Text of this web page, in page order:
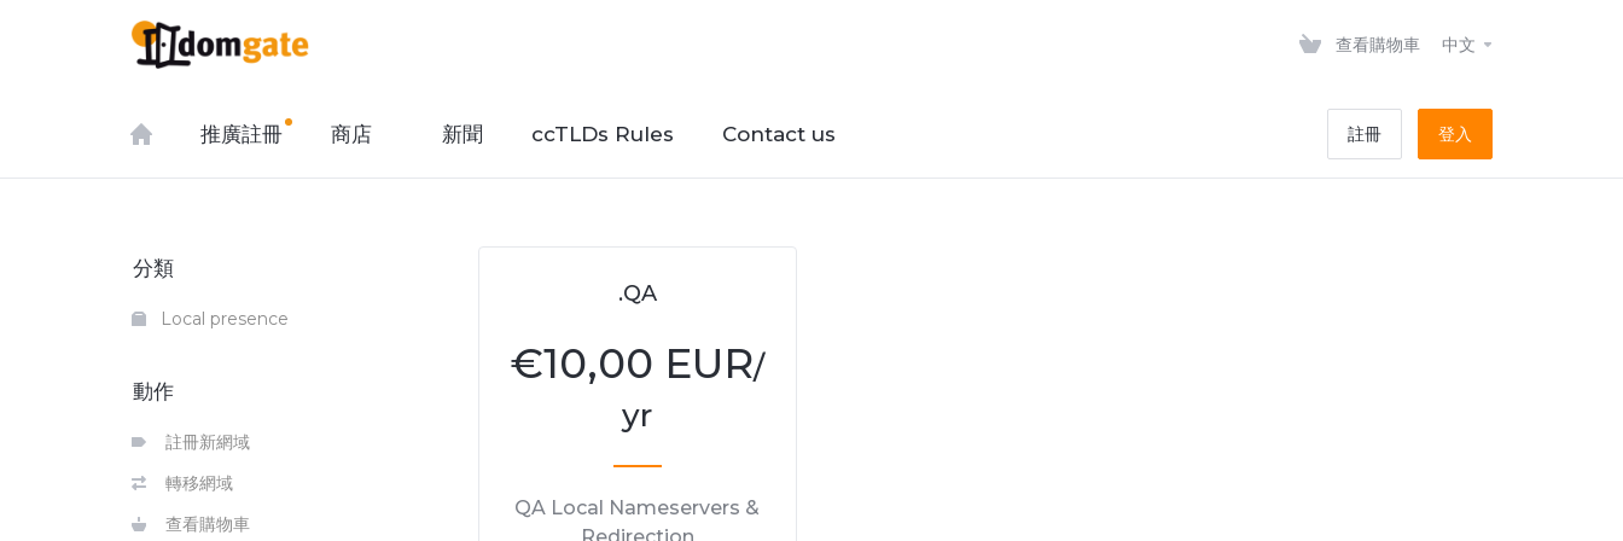
查看購物車 中文
推廣註冊 商店 新聞 ccTLDs Rules Contact us 註冊 登入
分類
Local presence
動作
註冊新網域
轉移網域
查看購物車
.QA
€10,00 EUR/
yr
QA Local Nameservers &